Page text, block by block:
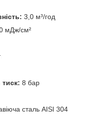
3,0 м³/год
мДж/см²
8 бар
сталь AISI 304